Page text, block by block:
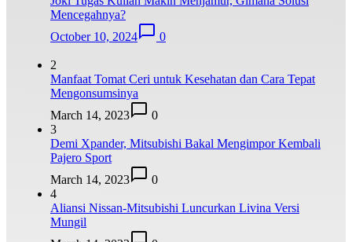
Mencegahnya?
October 10, 2024
0
2
Manfaat Tomat Ceri untuk Kesehatan dan Cara Tepat
Mengonsumsinya
March 14, 2023
0
3
Demi Xpander, Mitsubishi Bakal Mengimpor Kembali
Pajero Sport
March 14, 2023
0
4
Aliansi Nissan-Mitsubishi Luncurkan Livina Versi
Mungil